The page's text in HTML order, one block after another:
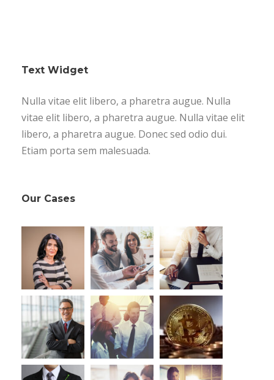
Text Widget
Nulla vitae elit libero, a pharetra augue. Nulla
vitae elit libero, a pharetra augue. Nulla vitae elit
libero, a pharetra augue. Donec sed odio dui.
Etiam porta sem malesuada.
Our Cases